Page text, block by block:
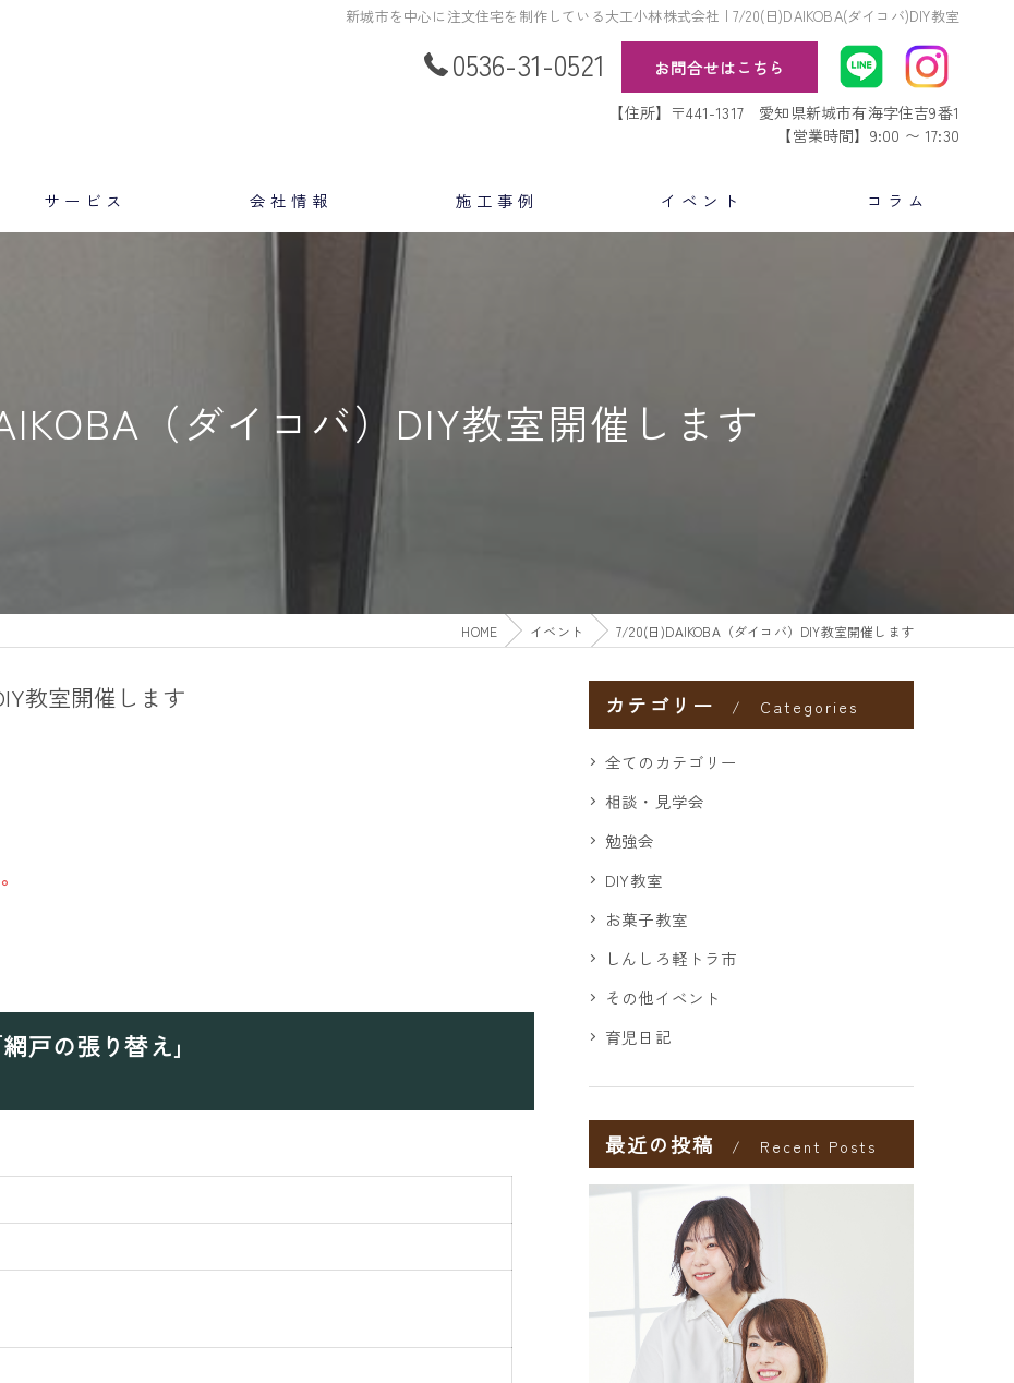
新城市を中心に注文住宅を制作している大工小林株式会社 | 7/20(日)DAIKOBA(ダイコバ)DIY教室
0536-31-0521 お問合せはこちら
【住所】〒441-1317 愛知県新城市有海字住吉9番1
【営業時間】9:00 〜 17:30
サービス 会社情報 施工事例 イベント コラム
（ダイコバ）DIY教室開催します
HOME イベント 7/20(日)DAIKOBA（ダイコバ）DIY教室開催します
教室開催します
戸の張り替え｣
カテゴリー Categories
全てのカテゴリー
相談・見学会
勉強会
DIY教室
お菓子教室
しんしろ軽トラ市
その他イベント
育児日記
最近の投稿 Recent Posts